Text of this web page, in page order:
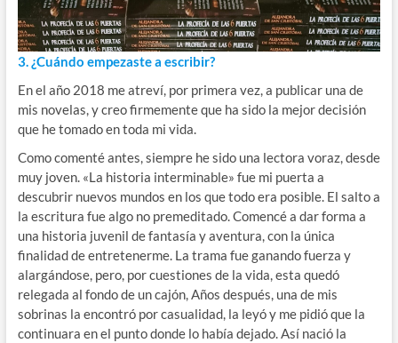
3. ¿Cuándo empezaste a escribir?
En el año 2018 me atreví, por primera vez, a publicar una de
mis novelas, y creo firmemente que ha sido la mejor decisión
que he tomado en toda mi vida.
Como comenté antes, siempre he sido una lectora voraz, desde
muy joven. «La historia interminable» fue mi puerta a
descubrir nuevos mundos en los que todo era posible. El salto a
la escritura fue algo no premeditado. Comencé a dar forma a
una historia juvenil de fantasía y aventura, con la única
finalidad de entretenerme. La trama fue ganando fuerza y
alargándose, pero, por cuestiones de la vida, esta quedó
relegada al fondo de un cajón, Años después, una de mis
sobrinas la encontró por casualidad, la leyó y me pidió que la
continuara en el punto donde lo había dejado. Así nació la